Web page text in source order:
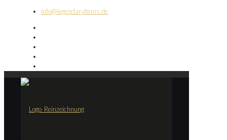
info@legendaryitems.de